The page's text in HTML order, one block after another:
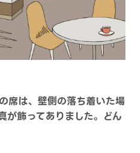
席は、壁側の落ち着いた場
が飾ってありました。どん